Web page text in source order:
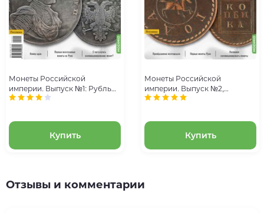
Монеты Российской
империи. Выпуск №1: Рубль
1714 года. Эпоха Петра I
Купить
Монеты Российской
империи. Выпуск №2,
Копейка 1724 года. Эпоха
Купить
Отзывы и комментарии